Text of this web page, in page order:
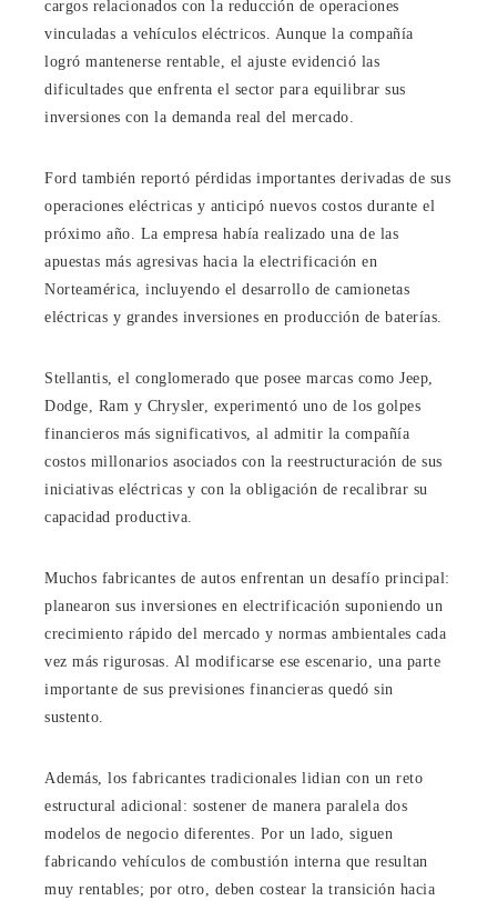
cargos relacionados con la reducción de operaciones
vinculadas a vehículos eléctricos. Aunque la compañía
logró mantenerse rentable, el ajuste evidenció las
dificultades que enfrenta el sector para equilibrar sus
inversiones con la demanda real del mercado.
Ford también reportó pérdidas importantes derivadas de sus
operaciones eléctricas y anticipó nuevos costos durante el
próximo año. La empresa había realizado una de las
apuestas más agresivas hacia la electrificación en
Norteamérica, incluyendo el desarrollo de camionetas
eléctricas y grandes inversiones en producción de baterías.
Stellantis, el conglomerado que posee marcas como Jeep,
Dodge, Ram y Chrysler, experimentó uno de los golpes
financieros más significativos, al admitir la compañía
costos millonarios asociados con la reestructuración de sus
iniciativas eléctricas y con la obligación de recalibrar su
capacidad productiva.
Muchos fabricantes de autos enfrentan un desafío principal:
planearon sus inversiones en electrificación suponiendo un
crecimiento rápido del mercado y normas ambientales cada
vez más rigurosas. Al modificarse ese escenario, una parte
importante de sus previsiones financieras quedó sin
sustento.
Además, los fabricantes tradicionales lidian con un reto
estructural adicional: sostener de manera paralela dos
modelos de negocio diferentes. Por un lado, siguen
fabricando vehículos de combustión interna que resultan
muy rentables; por otro, deben costear la transición hacia